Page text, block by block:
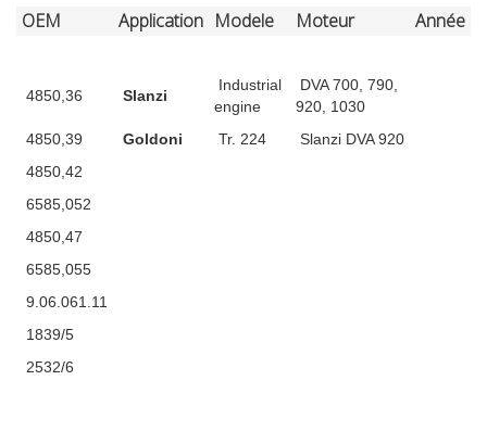
OEM Application Modele Moteur Année
4850,36 Slanzi
Industrial
engine
DVA 700, 790,
920, 1030
4850,39
Goldoni Tr. 224
Slanzi DVA 920
4850,42
6585,052
4850,47
6585,055
9.06.061.11
1839/5
2532/6